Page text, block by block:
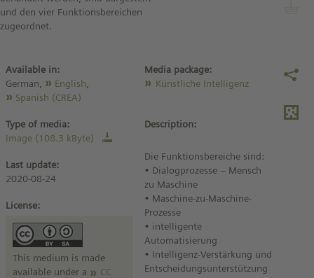
und den vier Funktionsbereichen
zugeordnet.
Available in:
German,
English
Spanish (CREA)
Type of media:
Image (108.3 kByte)
Last update:
2020-08-24
License:
This medium is made
available under a
CC
Media package:
Künstliche Intelligenz
Description:
Die Funktionsbereiche sind:
• Dialogprozesse – Mensch
zu Maschine
• Maschine-zu-Maschine-
Prozesse
• intelligente
Automatisierung
• Intelligenz-Verstärkung und
Entscheidungsunterstützung